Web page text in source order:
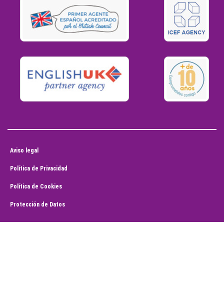
Aviso legal
Política de Privacidad
Política de Cookies
Protección de Datos